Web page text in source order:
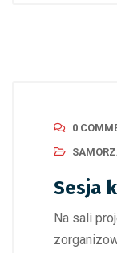
0
Sesja
Na sali